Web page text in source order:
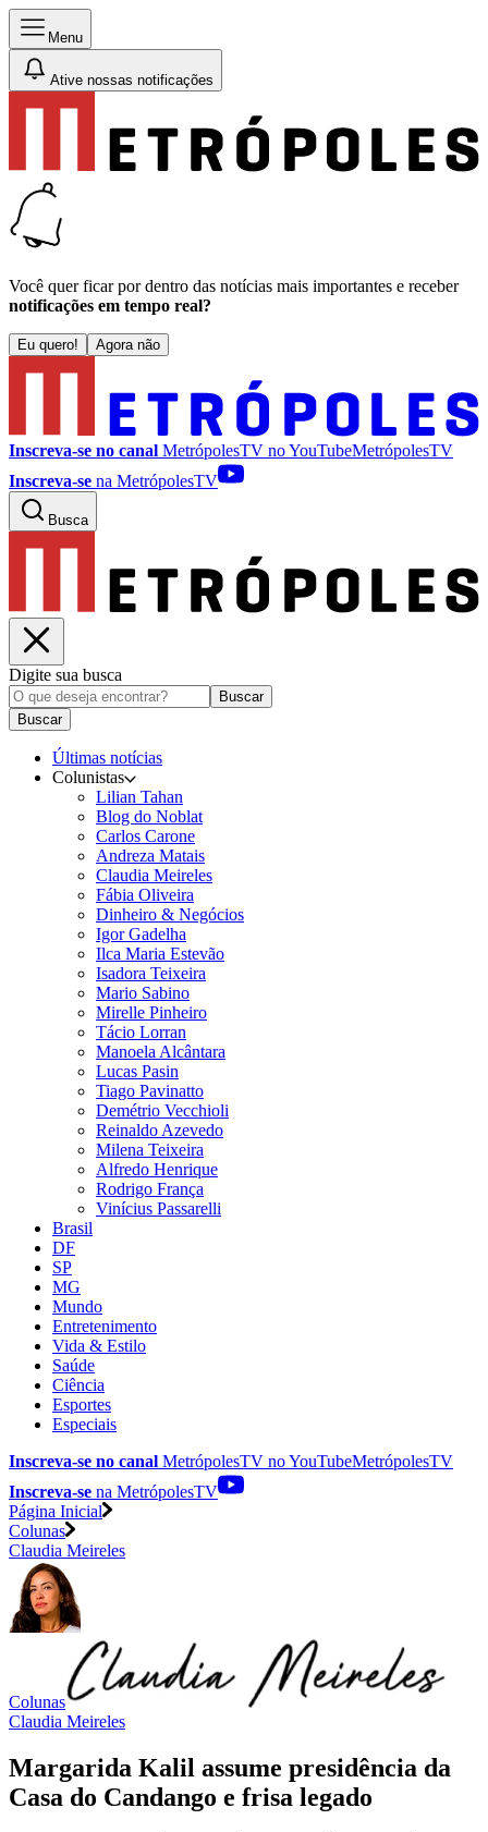
Menu
Ative nossas notificações
Você quer ficar por dentro das notícias mais importantes e receber
notificações em tempo real?
Eu quero! Agora não
Inscreva-se no canal MetrópolesTV noYouTubeMetrópolesTV
Inscreva-se na MetrópolesTV
Busca
Digite sua busca
Buscar
Buscar
Últimas notícias
Colunistas
Lilian Tahan
Blog do Noblat
Carlos Carone
Andreza Matais
Claudia Meireles
Fábia Oliveira
Dinheiro & Negócios
Igor Gadelha
Ilca Maria Estevão
Isadora Teixeira
Mario Sabino
Mirelle Pinheiro
Tácio Lorran
Manoela Alcântara
Lucas Pasin
Tiago Pavinatto
Demétrio Vecchioli
Reinaldo Azevedo
Milena Teixeira
Alfredo Henrique
Rodrigo França
Vinícius Passarelli
Brasil
DF
SP
MG
Mundo
Entretenimento
Vida & Estilo
Saúde
Ciência
Esportes
Especiais
Inscreva-se no canal MetrópolesTV noYouTubeMetrópolesTV
Inscreva-se na MetrópolesTV
Página Inicial
Colunas
Claudia Meireles
Colunas
Claudia Meireles
Margarida Kalil assume presidência da
Casa do Candango e frisa legado